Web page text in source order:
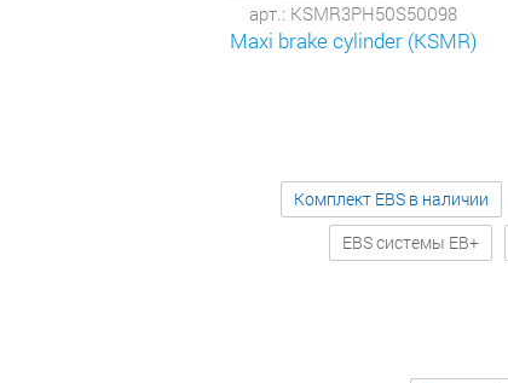
арт.: KSMR3PH50S50098
Maxi brake cylinder (KSMR)
Комплект EBS в наличии
EBS системы EB+